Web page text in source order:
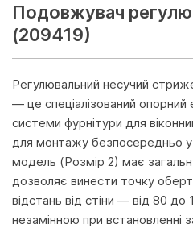
Подовжувач
(209419)
Регулювальний несучий
— це спеціалізований опорний
системи фурнітури для
для монтажу безпосередньо у
модель (Розмір 2) має
дозволяє винести точку
відстань від стіни — від 80
незамінною при встановленні